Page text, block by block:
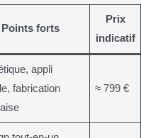
Points forts
Prix
indicatif
appli
fabrication
≈ 799 €